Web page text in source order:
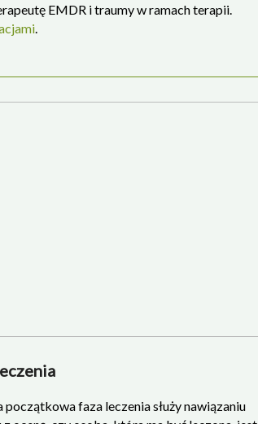
EMDR i traumy w ramach terapii.
.
faza leczenia służy nawiązaniu